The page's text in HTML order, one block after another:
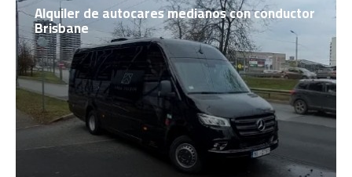
Alquiler de autocares medianos con conductor
Brisbane